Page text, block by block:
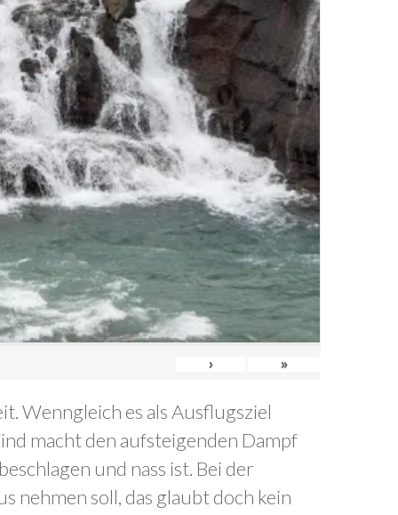
› »
Wenngleich es als Ausflugsziel
macht den aufsteigenden Dampf
und nass ist. Bei der
nehmen soll, das glaubt doch kein